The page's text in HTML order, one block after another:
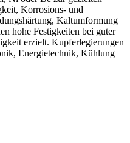
Korrosions- und
Kaltumformung
hohe Festigkeiten bei guter
erzielt. Kupferlegierungen
Energietechnik, Kühlung